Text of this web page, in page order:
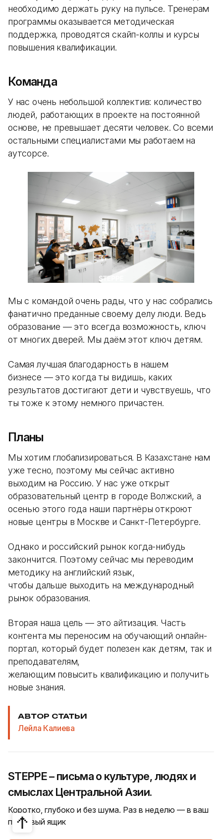
необходимо держать руку на пульсе. Тренерам
программы оказывается методическая
поддержка, проводятся скайп-коллы и курсы
повышения квалификации.
Команда
У нас очень небольшой коллектив: количество
людей, работающих в проекте на постоянной
основе, не превышает десяти человек. Со всеми
остальными специалистами мы работаем на
аутсорсе.
Мы с командой очень рады, что у нас собрались
фанатично преданные своему делу люди. Ведь
образование — это всегда возможность, ключ
от многих дверей. Мы даём этот ключ детям.
Самая лучшая благодарность в нашем
бизнесе — это когда ты видишь, каких
результатов достигают дети и чувствуешь, что
ты тоже к этому немного причастен.
Планы
Мы хотим глобализироваться. В Казахстане нам
уже тесно, поэтому мы сейчас активно
выходим на Россию. У нас уже открыт
образовательный центр в городе Волжский, а
осенью этого года наши партнёры откроют
новые центры в Москве и Санкт-Петербурге.
Однако и российский рынок когда-нибудь
закончится. Поэтому сейчас мы переводим
методику на английский язык,
чтобы дальше выходить на международный
рынок образования.
Вторая наша цель — это айтизация. Часть
контента мы переносим на обучающий онлайн-
портал, который будет полезен как детям, так и
преподавателям,
желающим повысить квалификацию и получить
новые знания.
АВТОР СТАТЬИ
Лейла Калиева
STEPPE – письма о культуре, людях и
смыслах Центральной Азии.
Коротко, глубоко и без шума. Раз в неделю — в ваш
почтовый ящик